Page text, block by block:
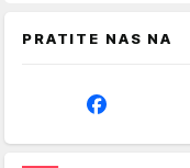
PRATITE NAS NA